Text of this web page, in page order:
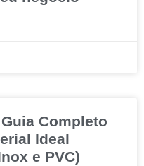
Completo
Ideal
e PVC)